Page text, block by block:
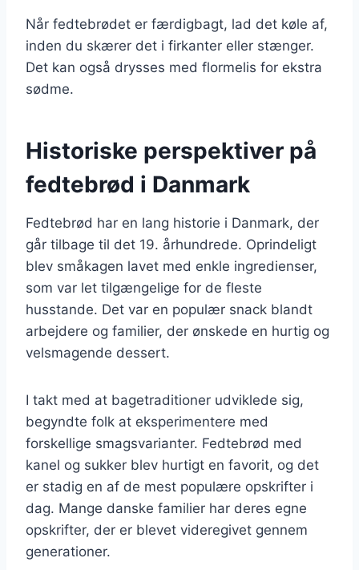
Når fedtebrødet er færdigbagt, lad det køle af,
inden du skærer det i firkanter eller stænger.
Det kan også drysses med flormelis for ekstra
sødme.
Historiske perspektiver på
fedtebrød i Danmark
Fedtebrød har en lang historie i Danmark, der
går tilbage til det 19. århundrede. Oprindeligt
blev småkagen lavet med enkle ingredienser,
som var let tilgængelige for de fleste
husstande. Det var en populær snack blandt
arbejdere og familier, der ønskede en hurtig og
velsmagende dessert.
I takt med at bagetraditioner udviklede sig,
begyndte folk at eksperimentere med
forskellige smagsvarianter. Fedtebrød med
kanel og sukker blev hurtigt en favorit, og det
er stadig en af de mest populære opskrifter i
dag. Mange danske familier har deres egne
opskrifter, der er blevet videregivet gennem
generationer.